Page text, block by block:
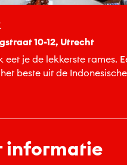
10-12, Utrecht
eet je de lekkerste rames.
beste uit de Indonesische
informatie